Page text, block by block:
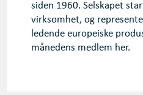
siden 1960. Selskapet
virksomhet, og
ledende europeiske
månedens medlem her.